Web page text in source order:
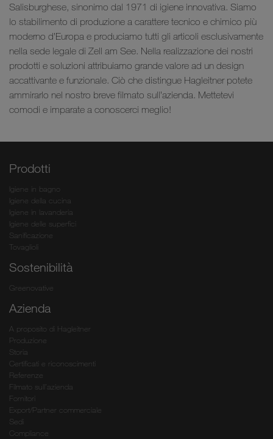
Salisburghese, sinonimo dal 1971 di igiene innovativa. Siamo
lo stabilimento di produzione a carattere tecnico e chimico più
moderno d’Europa e produciamo tutti gli articoli esclusivamente
nella sede legale di Zell am See. Nella realizzazione dei nostri
prodotti e soluzioni attribuiamo grande valore ad un design
accattivante e funzionale. Ciò che distingue Hagleitner potete
ammirarlo nel nostro breve filmato sull’azienda. Mettetevi
comodi e imparate a conoscerci meglio!
Prodotti
Igiene in bagno
Igiene della cucina
Igiene in lavanderia
Igiene delle superfici
Sanificazione
Tovaglioli
Sostenibilità
Greenovative
Azienda
A proposito di Hagleitner
Produzione
Storia
Certificati e riconoscimenti
Referenze
Filmato sull’azienda
Fornitori
Export/Partner commerciale
Sedi
Compliance